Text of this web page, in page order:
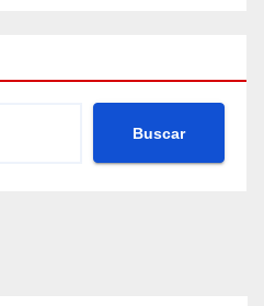
Buscar